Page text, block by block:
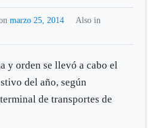
marzo 25, 2014
Also in
y orden se llevó a cabo el
del año, según
de transportes de